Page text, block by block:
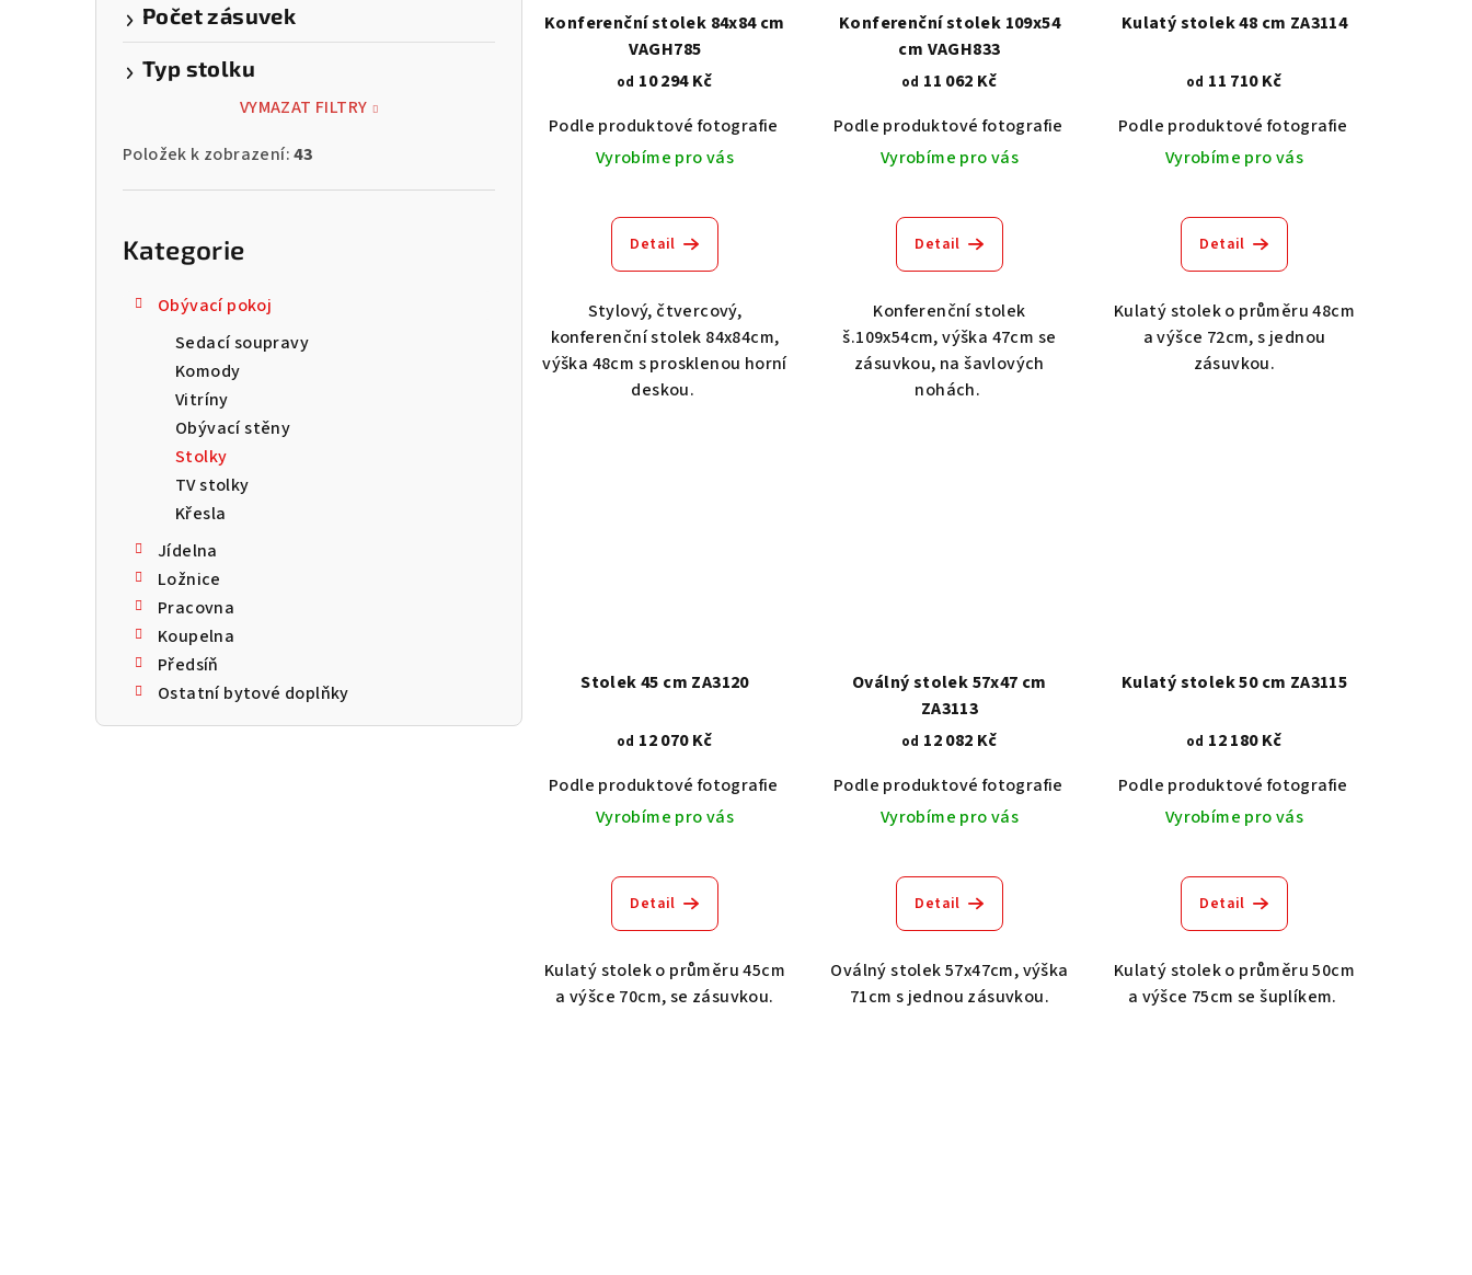
Počet zásuvek
Typ stolku
VYMAZAT FILTRY
Položek k zobrazení:43
Kategorie
Obývací pokoj
Sedací soupravy
Komody
Vitríny
Obývací stěny
Stolky
TV stolky
Křesla
Jídelna
Ložnice
Pracovna
Koupelna
Předsíň
Ostatní bytové doplňky
Konferenční stolek 84x84 cm
VAGH785
od 10 294 Kč
Podle produktové fotografie
Akát vintage BT1551 Dub světlý 2209 Dub tmavý 2208 Ořech střední BT79T3
Vyrobíme pro vás
Detail
Stylový, čtvercový,
konferenční stolek 84x84cm,
výška 48cm s prosklenou horní
deskou.
Konferenční stolek 109x54
cm VAGH833
od 11 062 Kč
Podle produktové fotografie
Akát vintage BT1551 Dub světlý 2209
Vyrobíme pro vás
Detail
Konferenční stolek
š.109x54cm, výška 47cm se
zásuvkou, na šavlových
nohách.
Kulatý stolek 48 cm ZA3114
od 11 710 Kč
Podle produktové fotografie
Vyrobíme pro vás
Detail
Kulatý stolek o průměru 48cm
a výšce 72cm, s jednou
zásuvkou.
Stolek 45 cm ZA3120
od 12 070 Kč
Podle produktové fotografie
Akát vintage BT1551 Dub světlý 2209 Dub tmavý 2208 Ořech střední BT79T3
Vyrobíme pro vás
Detail
Kulatý stolek o průměru 45cm
a výšce 70cm, se zásuvkou.
Oválný stolek 57x47 cm
ZA3113
od 12 082 Kč
Podle produktové fotografie
Akát vintage BT1551 Dub světlý 2209
Vyrobíme pro vás
Detail
Oválný stolek 57x47cm, výška
71cm s jednou zásuvkou.
Kulatý stolek 50 cm ZA3115
od 12 180 Kč
Podle produktové fotografie
Vyrobíme pro vás
Detail
Kulatý stolek o průměru 50cm
a výšce 75cm se šuplíkem.